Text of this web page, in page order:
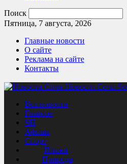
Поиск
Пятница, 7 августа, 2026
Главные новости
О сайте
Реклама на сайте
Контакты
Новости Сочи
Все новости
Главное
ЧП
Афиша
Спорт
Пляжи
Природа